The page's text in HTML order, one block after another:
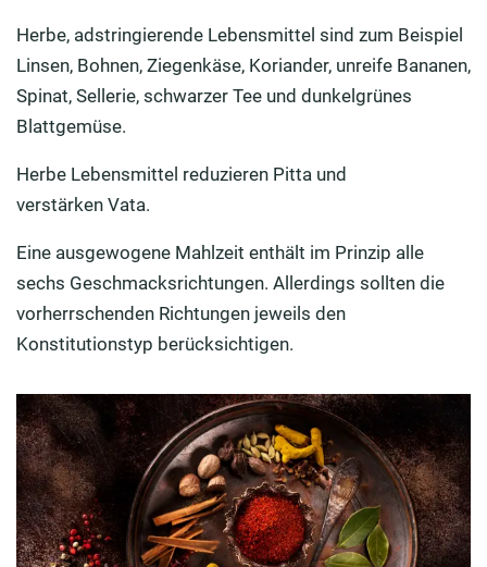
Herbe, adstringierende Lebensmittel sind zum Beispiel
Linsen, Bohnen, Ziegenkäse, Koriander, unreife Bananen,
Spinat, Sellerie, schwarzer Tee und dunkelgrünes
Blattgemüse.
Herbe Lebensmittel reduzieren Pitta und
verstärken Vata.
Eine ausgewogene Mahlzeit enthält im Prinzip alle
sechs Geschmacksrichtungen. Allerdings sollten die
vorherrschenden Richtungen jeweils den
Konstitutionstyp berücksichtigen.